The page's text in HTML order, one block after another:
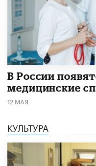
В России
медицинские
12 МАЯ
КУЛЬТУРА